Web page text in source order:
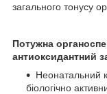
загального тонусу
Потужна
антиоксидантний
Неонатальний
біологічно